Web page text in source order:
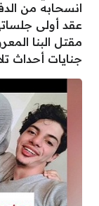
انسحابه من
جنايات أحداث